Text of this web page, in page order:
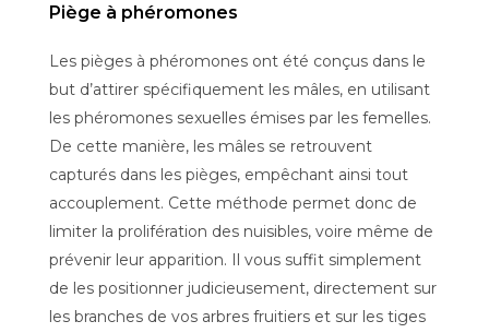
Piège à phéromones
Les pièges à phéromones ont été conçus dans le
but d’attirer spécifiquement les mâles, en utilisant
les phéromones sexuelles émises par les femelles.
De cette manière, les mâles se retrouvent
capturés dans les pièges, empêchant ainsi tout
accouplement. Cette méthode permet donc de
limiter la prolifération des nuisibles, voire même de
prévenir leur apparition. Il vous suffit simplement
de les positionner judicieusement, directement sur
les branches de vos arbres fruitiers et sur les tiges